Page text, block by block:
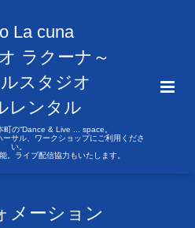
La cuna
ラクーナ～
スタジオ
レンタル
町の“Dance & Live ... space。
サル、ワークショップにご利用くださ
い。
。ライブ配信協力もいたします。
メーション